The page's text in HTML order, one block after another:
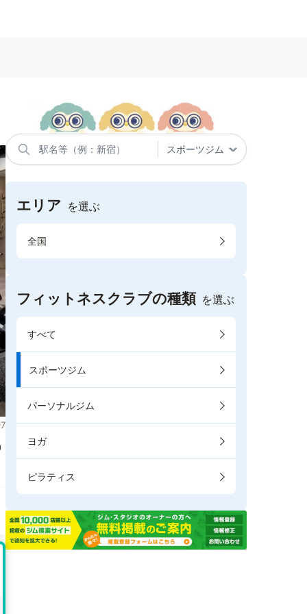
エリア を選ぶ
全国
フィットネスクラブの種類 を選ぶ
すべて
スポーツジム
パーソナルジム
ヨガ
ピラティス